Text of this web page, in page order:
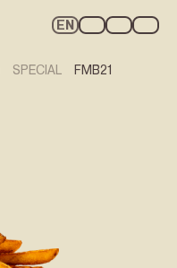
EN
SPECIAL FMB21